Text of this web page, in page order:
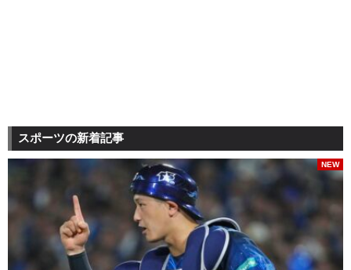
スポーツの新着記事
NEW